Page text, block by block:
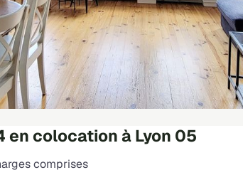
en colocation à Lyon 05
comprises